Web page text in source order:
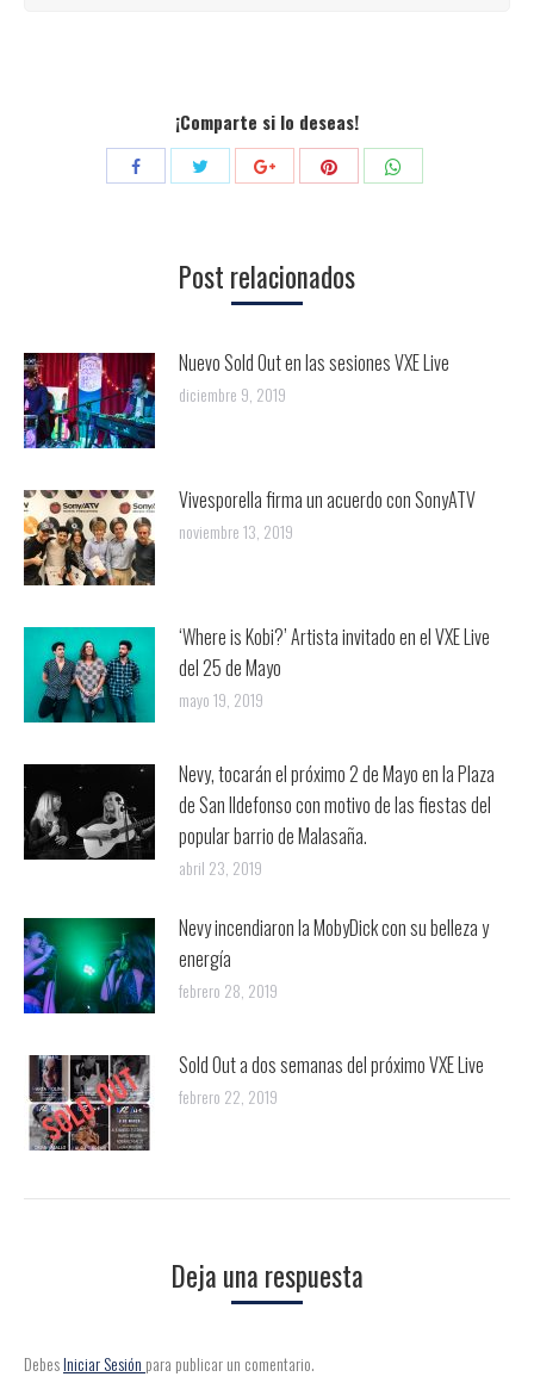
¡Comparte si lo deseas!
Compartir CompartirCompartirCompartir
Post relacionados
Nuevo Sold Out en las sesiones VXE Live
diciembre 9, 2019
Vivesporella firma un acuerdo con SonyATV
noviembre 13, 2019
‘Where is Kobi?’ Artista invitado en el VXE Live
del 25 de Mayo
mayo 19, 2019
Nevy, tocarán el próximo 2 de Mayo en la Plaza
de San Ildefonso con motivo de las fiestas del
popular barrio de Malasaña.
abril 23, 2019
Nevy incendiaron la MobyDick con su belleza y
energía
febrero 28, 2019
Sold Out a dos semanas del próximo VXE Live
febrero 22, 2019
Deja una respuesta
DebesIniciar Sesión para publicar un comentario.